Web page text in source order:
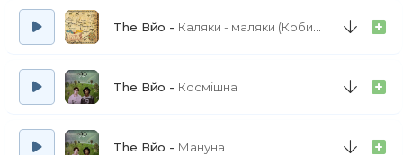
The Вйо Каляки - маляки (Кобиляки)
The Вйо Космішна
The Вйо Мануна